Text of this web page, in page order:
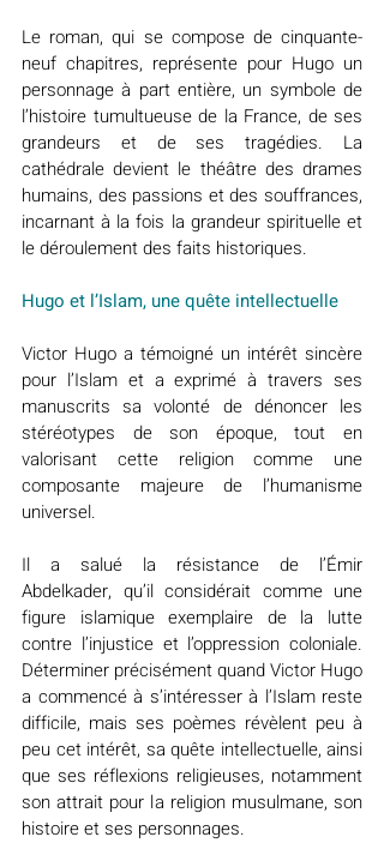
Le roman, qui se compose de cinquante-
neuf chapitres, représente pour Hugo un
personnage à part entière, un symbole de
l’histoire tumultueuse de la France, de ses
grandeurs et de ses tragédies. La
cathédrale devient le théâtre des drames
humains, des passions et des souffrances,
incarnant à la fois la grandeur spirituelle et
le déroulement des faits historiques.
Hugo et l’Islam, une quête intellectuelle
Victor Hugo a témoigné un intérêt sincère
pour l’Islam et a exprimé à travers ses
manuscrits sa volonté de dénoncer les
stéréotypes de son époque, tout en
valorisant cette religion comme une
composante majeure de l’humanisme
universel.
Il a salué la résistance de l’Émir
Abdelkader, qu’il considérait comme une
figure islamique exemplaire de la lutte
contre l’injustice et l’oppression coloniale.
Déterminer précisément quand Victor Hugo
a commencé à s’intéresser à l’Islam reste
difficile, mais ses poèmes révèlent peu à
peu cet intérêt, sa quête intellectuelle, ainsi
que ses réflexions religieuses, notamment
son attrait pour la religion musulmane, son
histoire et ses personnages.